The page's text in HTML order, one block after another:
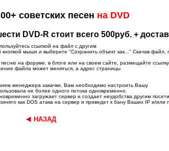
советских песен на DVD
DVD-R стоит всего 500руб. +
ссылкой на файл с другим
мыши и выберите "Сохранить объект как..." Скачав файл,
на форуме, в блоге или на своем сайте, размещайте ссылку
файла может меняться, а адрес страницы
менеджера закачки, Вам необходимо настроить Вашу
не более одного потока одновременно.
загружает сервер и создает неудобства другим
как DOS атака на сервер и приведет к бану Ваших IP и/или
НАЗАД